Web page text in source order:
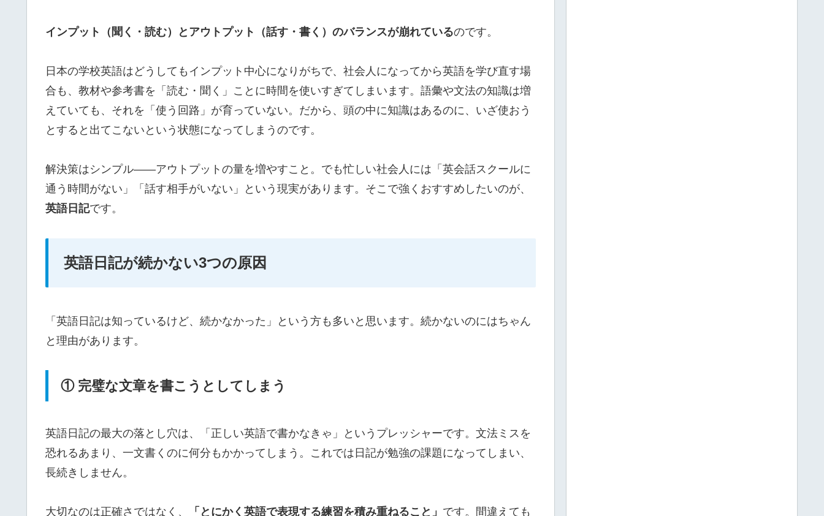
インプット（聞く・読む）とアウトプット（話す・書く）のバランスが崩れているのです。
日本の学校英語はどうしてもインプット中心になりがちで、社会人になってから英語を学び直す場
合も、教材や参考書を「読む・聞く」ことに時間を使いすぎてしまいます。語彙や文法の知識は増
えていても、それを「使う回路」が育っていない。だから、頭の中に知識はあるのに、いざ使おう
とすると出てこないという状態になってしまうのです。
解決策はシンプル——アウトプットの量を増やすこと。でも忙しい社会人には「英会話スクールに
通う時間がない」「話す相手がいない」という現実があります。そこで強くおすすめしたいのが、
英語日記です。
英語日記が続かない3つの原因
「英語日記は知っているけど、続かなかった」という方も多いと思います。続かないのにはちゃん
と理由があります。
① 完璧な文章を書こうとしてしまう
英語日記の最大の落とし穴は、「正しい英語で書かなきゃ」というプレッシャーです。文法ミスを
恐れるあまり、一文書くのに何分もかかってしまう。これでは日記が勉強の課題になってしまい、
長続きしません。
大切なのは正確さではなく、 「とにかく英語で表現する練習を積み重ねること」 です。間違えても